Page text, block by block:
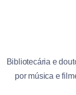
Bibliotecária e
por música e